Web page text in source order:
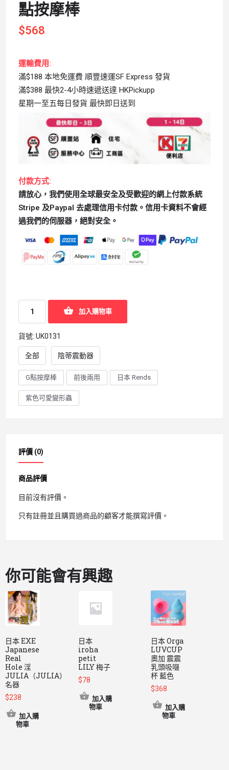
點按摩棒
$568
運輸費用:
滿$188 本地免運費 順豐速運SF Express 發貨
滿$388 最快2-4小時速遞送達 HKPickupp
星期一至五每日發貨 最快即日送到
付款方式:
請放心，我們使用全球最安全及受歡迎的網上付款系統
Stripe 及Paypal 去處理信用卡付款。信用卡資料不會經
過我們的伺服器，絕對安全。
加入購物車
貨號: UK0131
全部 陰蒂震動器
G點按摩棒 前後兩用 日本 Rends
紫色可愛變形蟲
評價 (0)
商品評價
目前沒有評價。
只有註冊並且購買過商品的顧客才能撰寫評價。
你可能會有興趣
日本 EXE
Japanese
Real
Hole 淫
JULIA（JULIA）
名器
$238
加入購
物車
日本
iroha
petit
LILY 梅子
$78
加入購
物車
日本 Orga
LUVCUP
奧加 震震
乳頭吸啜
杯 藍色
$368
加入購
物車